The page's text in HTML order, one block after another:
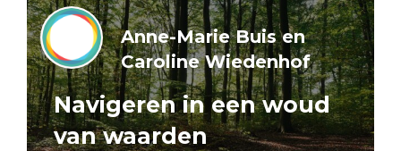
Anne-Marie Buis en
Caroline Wiedenhof
Navigeren in een woud
van waarden